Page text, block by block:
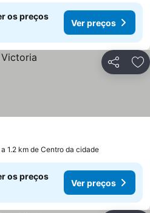
os preços
Ver preços
Partilhar
a 1.2 km de Centro da cidade
os preços
Ver preços